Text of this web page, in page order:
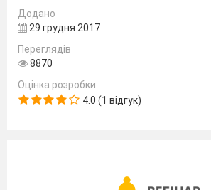
Додано
29 грудня 2017
Переглядів
8870
Оцінка розробки
4.0 (1 відгук)